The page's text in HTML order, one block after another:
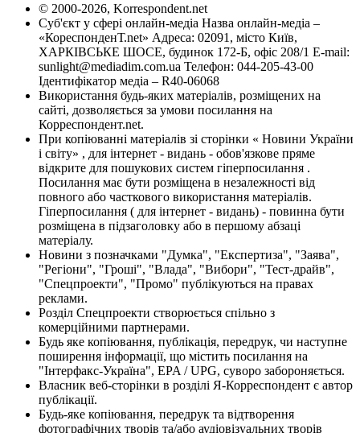
© 2000-2026, Korrespondent.net
Суб'єкт у сфері онлайн-медіа Назва онлайн-медіа –
«КореспонденТ.net» Адреса: 02091, місто Київ,
ХАРКІВСЬКЕ ШОСЕ, будинок 172-Б, офіс 208/1 E-mail:
sunlight@mediadim.com.ua Телефон: 044-205-43-00
Ідентифікатор медіа – R40-06068
Використання будь-яких матеріалів, розміщених на
сайті, дозволяється за умови посилання на
Корреспондент.net.
При копіюванні матеріалів зі сторінки « Новини України
і світу» , для інтернет - видань - обов'язкове пряме
відкрите для пошукових систем гіперпосилання .
Посилання має бути розміщена в незалежності від
повного або часткового використання матеріалів.
Гіперпосилання ( для інтернет - видань) - повинна бути
розміщена в підзаголовку або в першому абзаці
матеріалу.
Новини з позначками "Думка", "Експертиза", "Заява",
"Регіони", "Гроші", "Влада", "Вибори", "Тест-драйв",
"Спецпроекти", "Промо" публікуються на правах
реклами.
Розділ Спецпроекти створюється спільно з
комерційними партнерами.
Будь яке копіювання, публікація, передрук, чи наступне
поширення інформації, що містить посилання на
"Інтерфакс-Україна", EPA / UPG, суворо забороняється.
Власник веб-сторінки в розділі Я-Корреспондент є автор
публікації.
Будь-яке копіювання, передрук та відтворення
фотографічних творів та/або аудіовізуальних творів